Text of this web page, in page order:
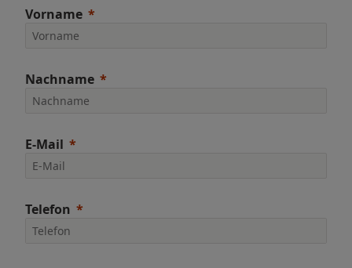
Vorname
Nachname
E-Mail
Telefon